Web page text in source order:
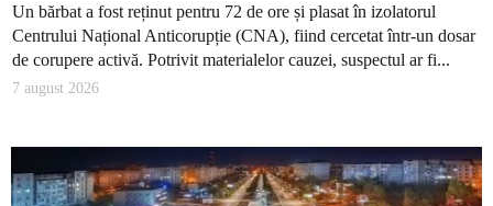
Un bărbat a fost reținut pentru 72 de ore și plasat în izolatorul
Centrului Național Anticorupție (CNA), fiind cercetat într-un dosar
de corupere activă. Potrivit materialelor cauzei, suspectul ar fi...
7 august 2026